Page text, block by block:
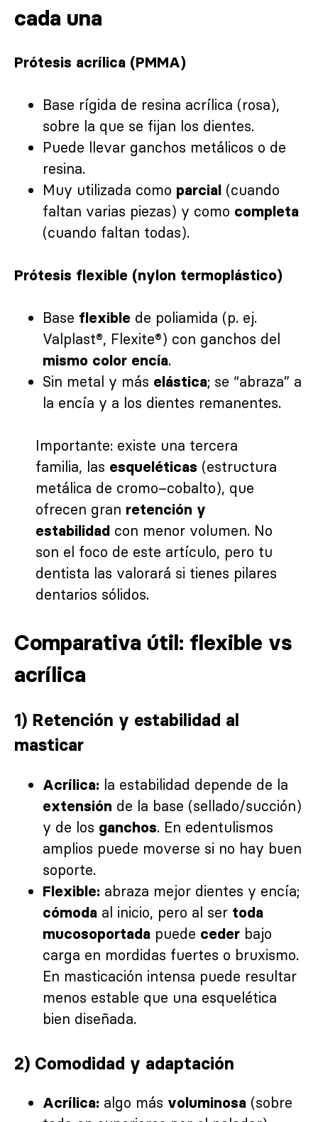
cada una
Prótesis acrílica (PMMA)
Base rígida de resina acrílica (rosa),
sobre la que se fijan los dientes.
Puede llevar ganchos metálicos o de
resina.
Muy utilizada como parcial (cuando
faltan varias piezas) y como completa
(cuando faltan todas).
Prótesis flexible (nylon termoplástico)
Base flexible de poliamida (p. ej.
Valplast®, Flexite®) con ganchos del
mismo color encía.
Sin metal y más elástica; se “abraza” a
la encía y a los dientes remanentes.
Importante: existe una tercera
familia, las esqueléticas (estructura
metálica de cromo–cobalto), que
ofrecen gran retención y
estabilidad con menor volumen. No
son el foco de este artículo, pero tu
dentista las valorará si tienes pilares
dentarios sólidos.
Comparativa útil: flexible vs
acrílica
1) Retención y estabilidad al
masticar
Acrílica: la estabilidad depende de la
extensión de la base (sellado/succión)
y de los ganchos. En edentulismos
amplios puede moverse si no hay buen
soporte.
Flexible: abraza mejor dientes y encía;
cómoda al inicio, pero al ser toda
mucosoportada puede ceder bajo
carga en mordidas fuertes o bruxismo.
En masticación intensa puede resultar
menos estable que una esquelética
bien diseñada.
2) Comodidad y adaptación
Acrílica: algo más voluminosa (sobre